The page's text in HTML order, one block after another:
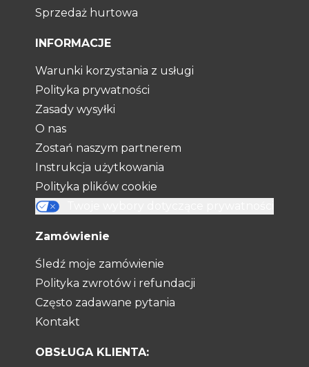
Sprzedaż hurtowa
INFORMACJE
Warunki korzystania z usługi
Polityka prywatności
Zasady wysyłki
O nas
Zostań naszym partnerem
Instrukcja użytkowania
Polityka plików cookie
Zamówienie
Śledź moje zamówienie
Polityka zwrotów i refundacji
Często zadawane pytania
Kontakt
OBSŁUGA KLIENTA: